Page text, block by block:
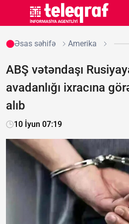
Əsas səhifə Amerika
ABŞ vətəndaşı
avadanlığı ixracına
alıb
10 İyun 07:19